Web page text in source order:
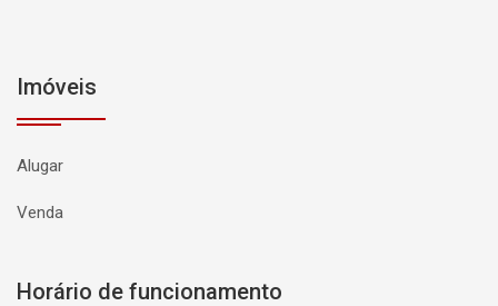
Imóveis
Alugar
Venda
Horário de funcionamento